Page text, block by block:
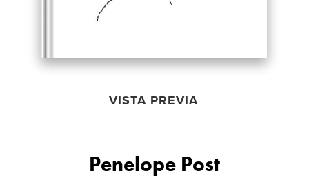
VISTA PREVIA
Penelope Post